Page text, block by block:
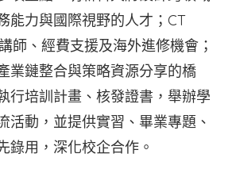
能力與國際視野的人才；CT
師、經費支援及海外進修機會；
業鏈整合與策略資源分享的橋
行培訓計畫、核發證書，舉辦學
活動，並提供實習、畢業專題、
錄用，深化校企合作。